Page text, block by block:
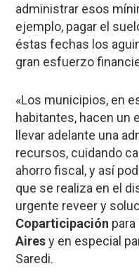
administrar esos
ejemplo, pagar el
éstas fechas los
gran esfuerzo
«Los municipios, en
habitantes, hacen un
llevar adelante una
recursos, cuidando
ahorro fiscal, y así
que se realiza en el
urgente reveer y
Coparticipación para
Airesy en especial
Saredi.